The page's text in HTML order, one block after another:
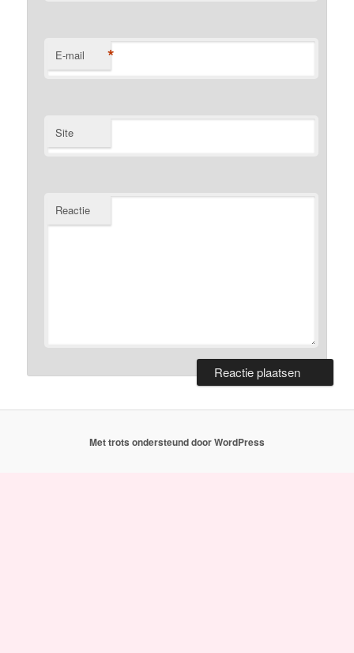
E-mail *
Site
Reactie
Met trots ondersteund door WordPress